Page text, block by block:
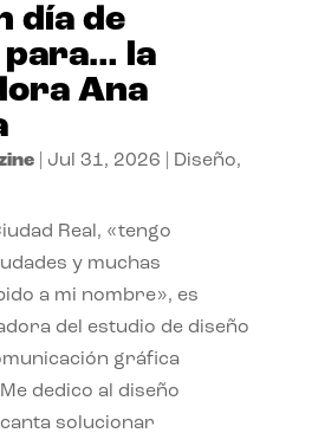
día de
la
Ana
| Jul 31, 2026 Diseño,
Real, «tengo
y muchas
a mi nombre», es
del estudio de diseño
gráfica
dedico al diseño
solucionar